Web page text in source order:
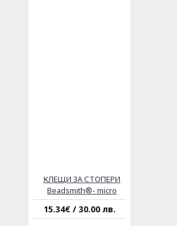
КЛЕЩИ ЗА СТОПЕРИ
Beadsmith®- micro
15.34€ / 30.00 лв.